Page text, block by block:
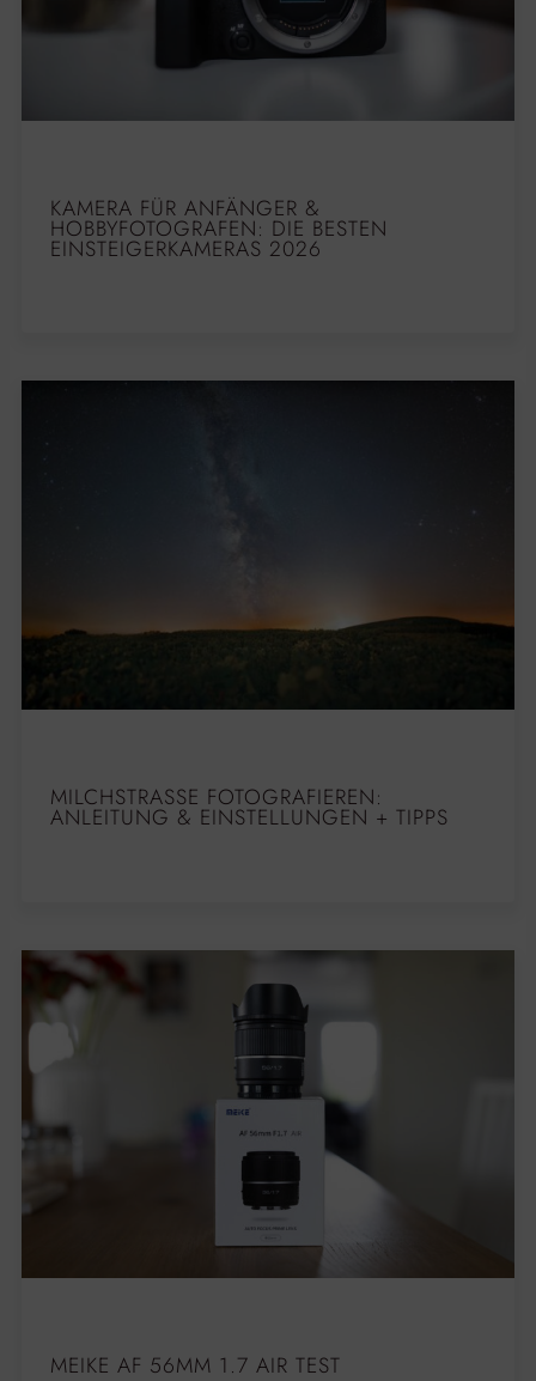
KAMERA FÜR ANFÄNGER &
HOBBYFOTOGRAFEN: DIE BESTEN
EINSTEIGERKAMERAS 2026
MILCHSTRASSE FOTOGRAFIEREN: A
NLEITUNG & EINSTELLUNGEN + TIPPS
MEIKE AF 56MM 1.7 AIR TEST